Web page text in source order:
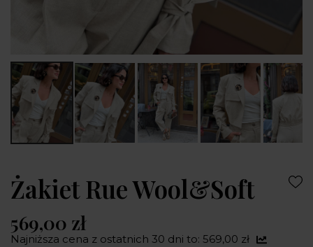
Żakiet Rue Wool&Soft
569,00 zł
Najniższa cena z ostatnich 30 dni to: 569,00 zł